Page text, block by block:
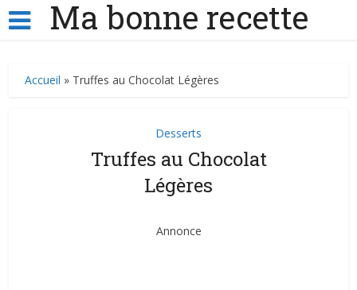
Ma bonne recette
Accueil » Truffes au Chocolat Légères
Desserts
Truffes au Chocolat
Légères
Annonce